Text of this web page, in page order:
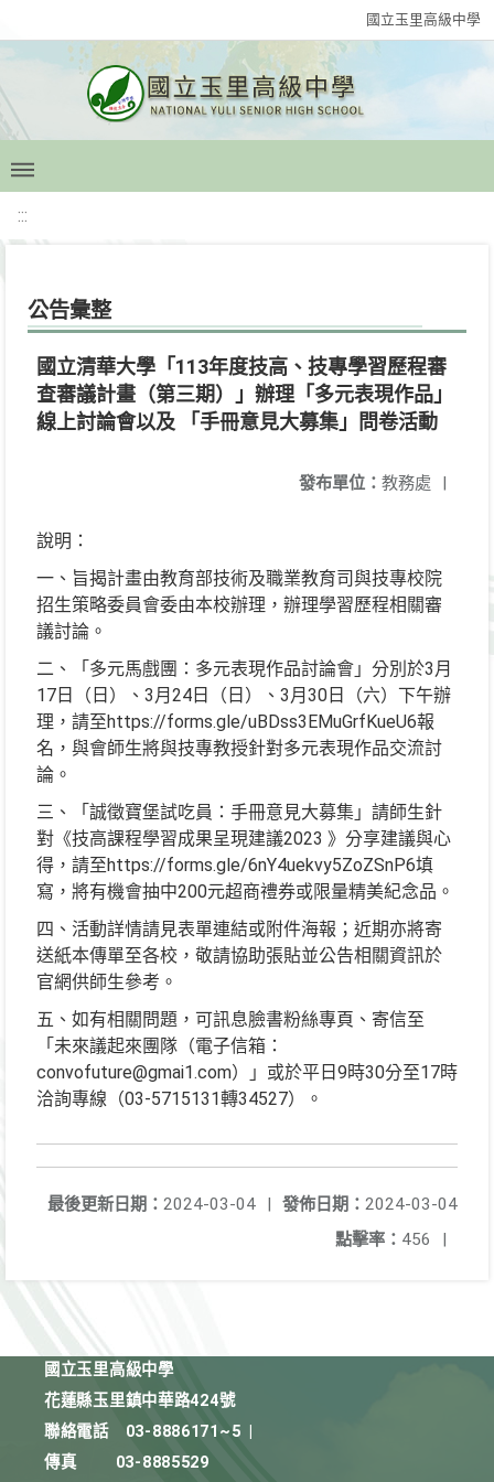
國立玉里高級中學
:::
公告彙整
國立清華大學「113年度技高、技專學習歷程審
查審議計畫（第三期）」辦理「多元表現作品」
線上討論會以及 「手冊意見大募集」問卷活動
發布單位： 教務處 |
說明：
一、旨揭計畫由教育部技術及職業教育司與技專校院
招生策略委員會委由本校辦理，辦理學習歷程相關審
議討論。
二、「多元馬戲團：多元表現作品討論會」分別於3月
17日（日）、3月24日（日）、3月30日（六）下午辦
理，請至https://forms.gle/uBDss3EMuGrfKueU6報
名，與會師生將與技專教授針對多元表現作品交流討
論。
三、「誠徵寶堡試吃員：手冊意見大募集」請師生針
對《技高課程學習成果呈現建議2023 》分享建議與心
得，請至https://forms.gle/6nY4uekvy5ZoZSnP6填
寫，將有機會抽中200元超商禮券或限量精美紀念品。
四、活動詳情請見表單連結或附件海報；近期亦將寄
送紙本傳單至各校，敬請協助張貼並公告相關資訊於
官網供師生參考。
五、如有相關問題，可訊息臉書粉絲專頁、寄信至
「未來議起來團隊（電子信箱：
convofuture@gmai1.com）」或於平日9時30分至17時
洽詢專線（03-5715131轉34527）。
發佈日期： 2024-03-04
最後更新日期： 2024-03-04
|
點擊率： 456 |
國立玉里高級中學
花蓮縣玉里鎮中華路424號
聯絡電話
03-8886171~5
傳真
03-8885529